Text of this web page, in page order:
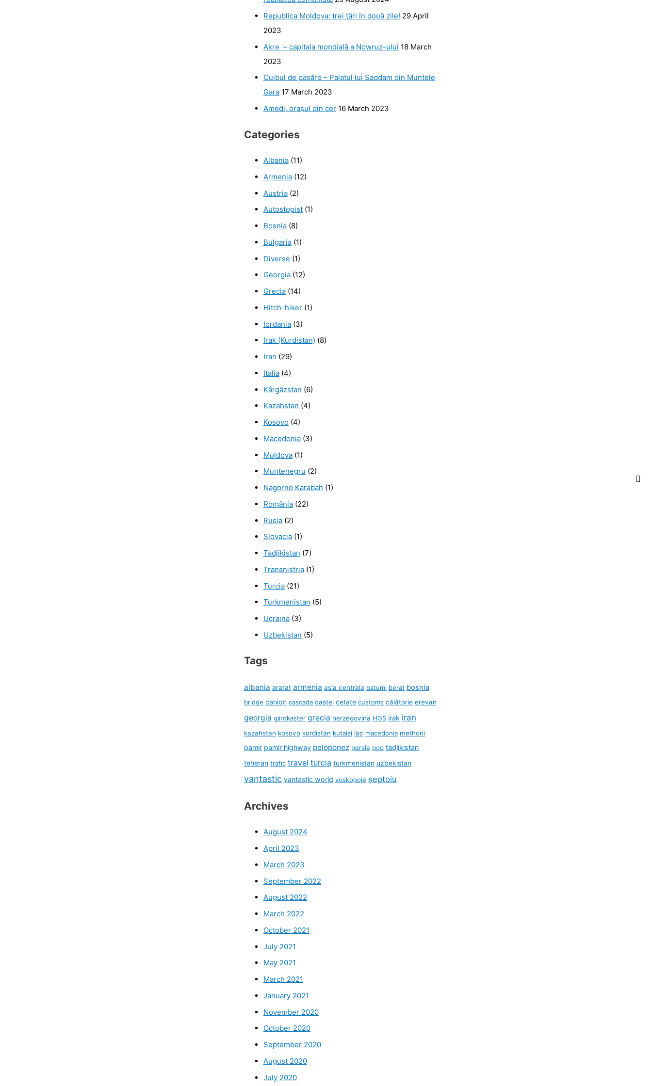
Republica Moldova: trei ţări în două zile! 29 April
2023
Akre – capitala mondială a Nowruz-ului 18 March
2023
Cuibul de pasăre – Palatul lui Saddam din Muntele
Gara 17 March 2023
Amedi, orașul din cer 16 March 2023
Categories
Albania(11)
Armenia(12)
Austria(2)
Autostopist(1)
Bosnia(8)
Bulgaria(1)
Diverse (1)
Georgia(12)
Grecia(14)
Hitch-hiker(1)
Iordania(3)
Irak (Kurdistan) (8)
Iran (29)
Italia(4)
Kârgâzstan (6)
Kazahstan (4)
Kosovo(4)
Macedonia(3)
Moldova(1)
Muntenegru (2)
Nagorno Karabah (1)
România(22)
Rusia(2)
Slovacia(1)
Tadjikistan (7)
Transnistria(1)
Turcia(21)
Turkmenistan (5)
Ucraina(3)
Uzbekistan (5)
Tags
albania ararat armenia asia centrala batumi berat bosnia
bridge canion cascada castel cetate customs călătorie erevan
georgia gjirokaster grecia herzegovina HGS irak iran
kazahstan kosovo kurdistan kutaisi lac macedonia methoni
pamir pamir highway peloponez persia pod tadjikistan
teheran trafic travel turcia turkmenistan uzbekistan
vantastic vantastic world voskopoje șeptoiu
Archives
August 2024
April 2023
March 2023
September 2022
August 2022
March 2022
October 2021
July 2021
May 2021
March 2021
January 2021
November 2020
October 2020
September 2020
August 2020
July 2020